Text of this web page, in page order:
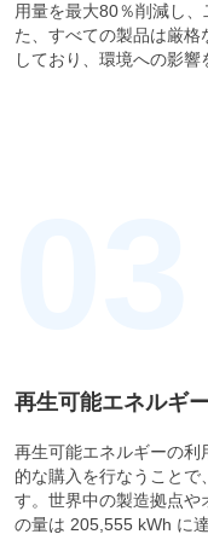
用量を最大80％削減し
た、すべての製品は厳
しており、環境への影響
再生可能エネルギ
再生可能エネルギーの
的な購入を行なうことで
す。世界中の製造拠点や
の量は 205,555 kWh に達